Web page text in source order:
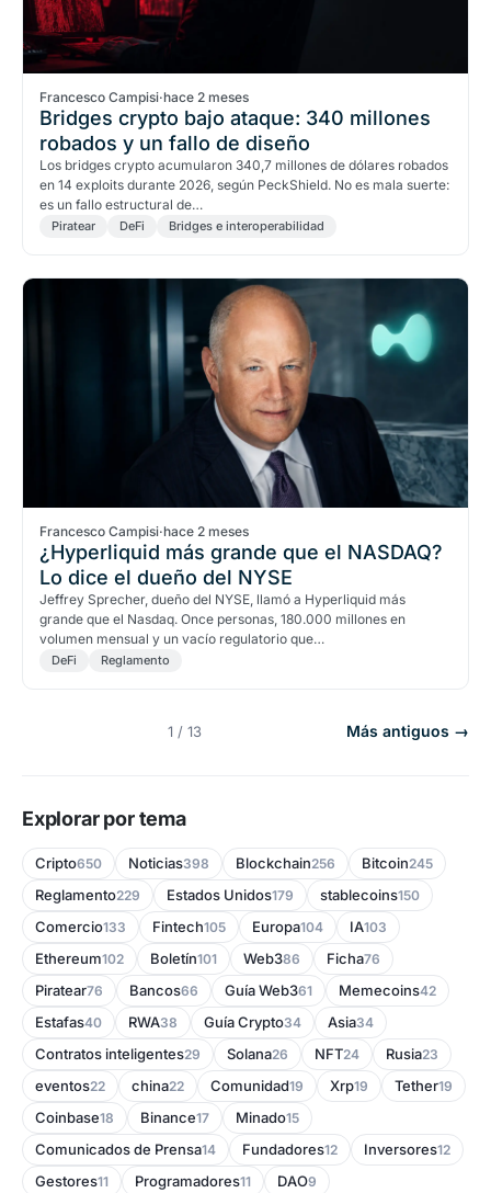
Francesco Campisi·hace 2 meses
Bridges crypto bajo ataque: 340 millones
robados y un fallo de diseño
Los bridges crypto acumularon 340,7 millones de dólares robados
en 14 exploits durante 2026, según PeckShield. No es mala suerte:
es un fallo estructural de…
Piratear DeFi Bridges e interoperabilidad
Francesco Campisi·hace 2 meses
¿Hyperliquid más grande que el NASDAQ?
Lo dice el dueño del NYSE
Jeffrey Sprecher, dueño del NYSE, llamó a Hyperliquid más
grande que el Nasdaq. Once personas, 180.000 millones en
volumen mensual y un vacío regulatorio que…
DeFi Reglamento
1 / 13 Más antiguos →
Explorar por tema
Cripto650 Noticias398 Blockchain256 Bitcoin245
Reglamento229 Estados Unidos179 stablecoins150
Comercio133 Fintech105 Europa104 IA103
Ethereum102 Boletín101 Web386 Ficha76
Piratear76 Bancos66 Guía Web361 Memecoins42
Estafas40 RWA38 Guía Crypto34 Asia34
Contratos inteligentes29 Solana26 NFT24 Rusia23
eventos22 china22 Comunidad19 Xrp19 Tether19
Coinbase18 Binance17 Minado15
Comunicados de Prensa14 Fundadores12 Inversores12
Gestores11 Programadores11 DAO9